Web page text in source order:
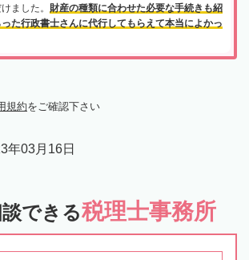
ました。 財産の種類に合わせた必要な手続きも紹
た行政書士さんに代行してもらえて本当によかっ
規約をご確認下さい
年03月16日
できる税理士事務所